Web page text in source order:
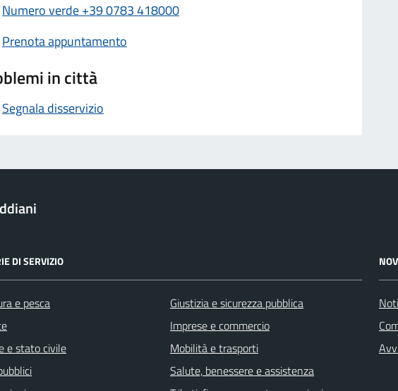
Numero verde +39 0783 418000
Prenota appuntamento
in città
Segnala disservizio
DI SERVIZIO
e pesca
e stato civile
Giustizia e sicurezza pubblica
Imprese e commercio
Mobilità e trasporti
Salute, benessere e assistenza